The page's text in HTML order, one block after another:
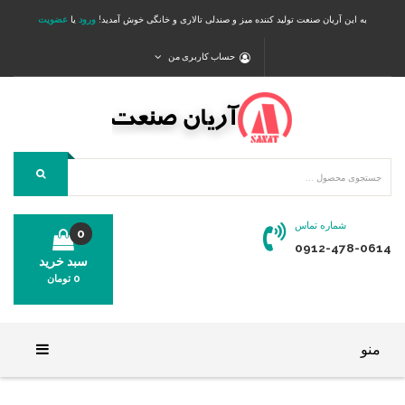
به این آریان صنعت تولید کننده میز و صندلی تالاری و خانگی خوش آمدید! ورود یا عضویت
حساب کاربری من
شماره تماس
0912-478-0614
سبد خرید
0
0 تومان
منو